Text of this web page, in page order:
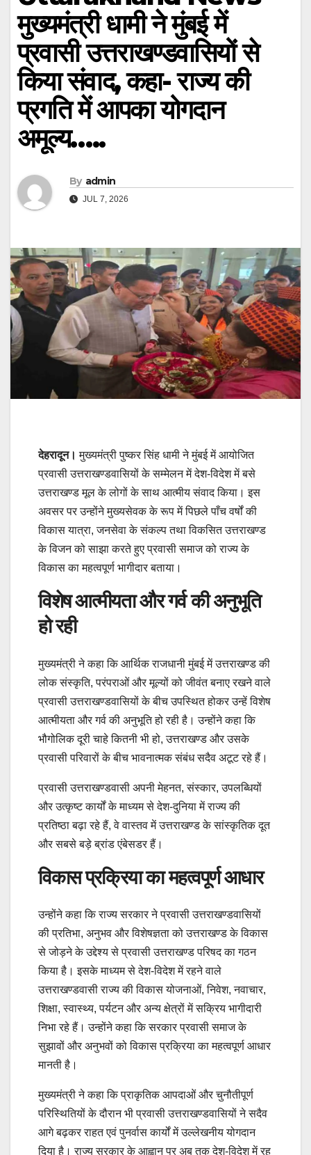
मुख्यमंत्री धामी ने मुंबई में
प्रवासी उत्तराखण्डवासियों से
किया संवाद, कहा- राज्य की
प्रगति में आपका योगदान
अमूल्य…..
By admin
JUL 7, 2026
देहरादून।मुख्यमंत्री पुष्कर सिंह धामी ने मुंबई में आयोजित
प्रवासी उत्तराखण्डवासियों के सम्मेलन में देश-विदेश में बसे
उत्तराखण्ड मूल के लोगों के साथ आत्मीय संवाद किया। इस
अवसर पर उन्होंने मुख्यसेवक के रूप में पिछले पाँच वर्षों की
विकास यात्रा, जनसेवा के संकल्प तथा विकसित उत्तराखण्ड
के विजन को साझा करते हुए प्रवासी समाज को राज्य के
विकास का महत्वपूर्ण भागीदार बताया।
विशेष आत्मीयता और गर्व की अनुभूति
हो रही
मुख्यमंत्री ने कहा कि आर्थिक राजधानी मुंबई में उत्तराखण्ड की
लोक संस्कृति, परंपराओं और मूल्यों को जीवंत बनाए रखने वाले
प्रवासी उत्तराखण्डवासियों के बीच उपस्थित होकर उन्हें विशेष
आत्मीयता और गर्व की अनुभूति हो रही है। उन्होंने कहा कि
भौगोलिक दूरी चाहे कितनी भी हो, उत्तराखण्ड और उसके
प्रवासी परिवारों के बीच भावनात्मक संबंध सदैव अटूट रहे हैं।
प्रवासी उत्तराखण्डवासी अपनी मेहनत, संस्कार, उपलब्धियों
और उत्कृष्ट कार्यों के माध्यम से देश-दुनिया में राज्य की
प्रतिष्ठा बढ़ा रहे हैं, वे वास्तव में उत्तराखण्ड के सांस्कृतिक दूत
और सबसे बड़े ब्रांड एंबेसडर हैं।
विकास प्रक्रिया का महत्वपूर्ण आधार
उन्होंने कहा कि राज्य सरकार ने प्रवासी उत्तराखण्डवासियों
की प्रतिभा, अनुभव और विशेषज्ञता को उत्तराखण्ड के विकास
से जोड़ने के उद्देश्य से प्रवासी उत्तराखण्ड परिषद का गठन
किया है। इसके माध्यम से देश-विदेश में रहने वाले
उत्तराखण्डवासी राज्य की विकास योजनाओं, निवेश, नवाचार,
शिक्षा, स्वास्थ्य, पर्यटन और अन्य क्षेत्रों में सक्रिय भागीदारी
निभा रहे हैं। उन्होंने कहा कि सरकार प्रवासी समाज के
सुझावों और अनुभवों को विकास प्रक्रिया का महत्वपूर्ण आधार
मानती है।
मुख्यमंत्री ने कहा कि प्राकृतिक आपदाओं और चुनौतीपूर्ण
परिस्थितियों के दौरान भी प्रवासी उत्तराखण्डवासियों ने सदैव
आगे बढ़कर राहत एवं पुनर्वास कार्यों में उल्लेखनीय योगदान
दिया है। राज्य सरकार के आह्वान पर अब तक देश-विदेश में रह